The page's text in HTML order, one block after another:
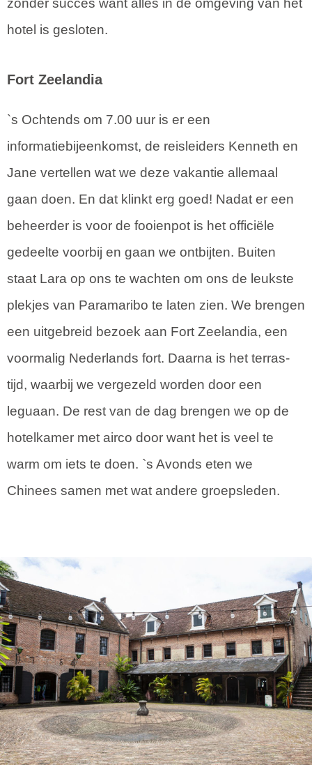
hotel is gesloten.
Fort Zeelandia
`s Ochtends om 7.00 uur is er een
informatiebijeenkomst, de reisleiders Kenneth en
Jane vertellen wat we deze vakantie allemaal
gaan doen. En dat klinkt erg goed! Nadat er een
beheerder is voor de fooienpot is het officiële
gedeelte voorbij en gaan we ontbijten. Buiten
staat Lara op ons te wachten om ons de leukste
plekjes van Paramaribo te laten zien. We brengen
een uitgebreid bezoek aan Fort Zeelandia, een
voormalig Nederlands fort. Daarna is het terras-
tijd, waarbij we vergezeld worden door een
leguaan. De rest van de dag brengen we op de
hotelkamer met airco door want het is veel te
warm om iets te doen. `s Avonds eten we
Chinees samen met wat andere groepsleden.